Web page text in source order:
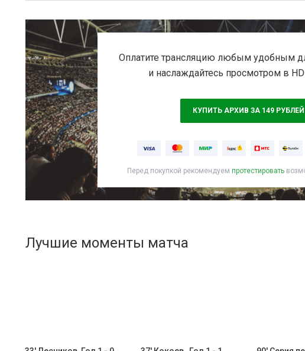
Оплатите трансляцию любым удобным
и наслаждайтесь просмотром в
КУПИТЬ АРХИВ ЗА 149 РУБЛЕЙ
Перед покупкой рекомендуем протестировать
Лучшие моменты матча